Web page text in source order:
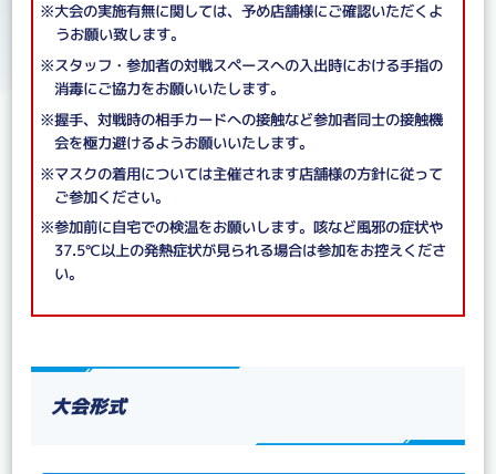
※大会の実施有無に関しては、予め店舗様にご確認いただくよ
うお願い致します。
※スタッフ・参加者の対戦スペースへの入出時における手指の
消毒にご協力をお願いいたします。
※握手、対戦時の相手カードへの接触など参加者同士の接触機
会を極力避けるようお願いいたします。
※マスクの着用については主催されます店舗様の方針に従って
ご参加ください。
※参加前に自宅での検温をお願いします。咳など風邪の症状や
37.5℃以上の発熱症状が見られる場合は参加をお控えくださ
い。
大会形式